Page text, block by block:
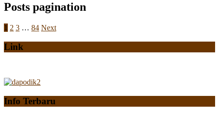
Posts pagination
1 2 3 … 84 Next
Link
Info Terbaru